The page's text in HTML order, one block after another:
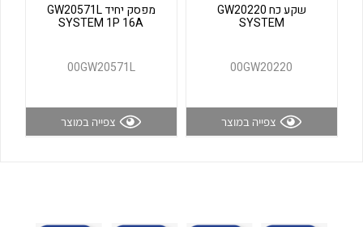
לכל מוצרי היצרן לכל מוצרי היצרן
שקע כח GW20220
SYSTEM
00GW20220
צפייה במוצר
מפסק יחיד GW20571L
SYSTEM 1P 16A
00GW20571L
צפייה במוצר